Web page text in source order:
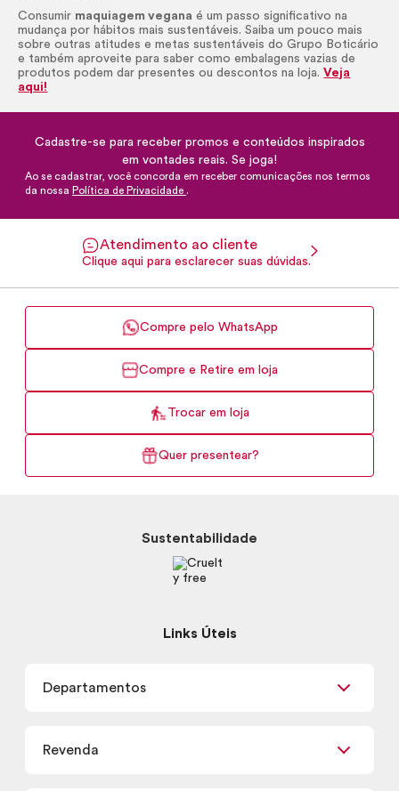
Consumir maquiagem vegana é um passo significativo na
mudança por hábitos mais sustentáveis. Saiba um pouco mais
sobre outras atitudes e metas sustentáveis do Grupo Boticário
e também aproveite para saber como embalagens vazias de
produtos podem dar presentes ou descontos na loja.Veja
aqui!
Cadastre-se para receber promos e conteúdos inspirados
em vontades reais. Se joga!
Ao se cadastrar, você concorda em receber comunicações nos termos
da nossa Política de Privacidade .
Atendimento ao cliente
Clique aqui para esclarecer suas dúvidas.
Compre pelo WhatsApp
Compre e Retire em loja
Trocar em loja
Quer presentear?
Sustentabilidade
Links Úteis
Departamentos
Skincare
Revenda